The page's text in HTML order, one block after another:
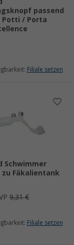
passend
Potti / Porta
Filiale setzen
Schwimmer
zu Fäkalientank
9,31 €
Filiale setzen